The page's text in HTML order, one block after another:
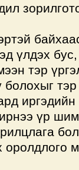
үлдэх
тэр
тэр
үр
оролдлого